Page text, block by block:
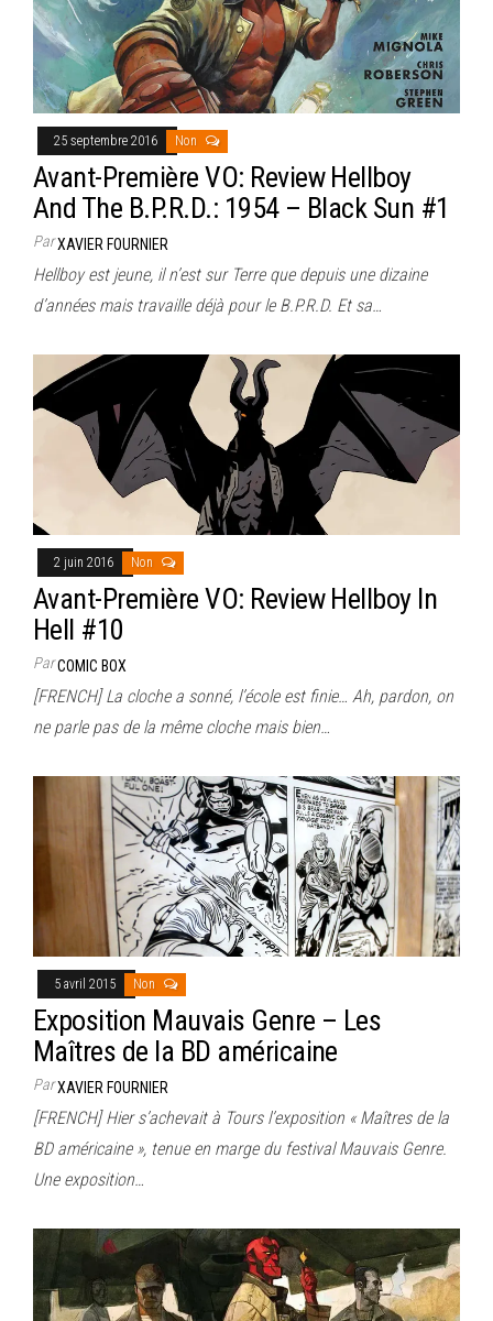
25 septembre 2016 Non
Avant-Première VO: Review Hellboy
And The B.P.R.D.: 1954 – Black Sun #1
ParXAVIER FOURNIER
Hellboy est jeune, il n’est sur Terre que depuis une dizaine
d’années mais travaille déjà pour le B.P.R.D. Et sa…
2 juin 2016 Non
Avant-Première VO: Review Hellboy In
Hell #10
ParCOMIC BOX
[FRENCH] La cloche a sonné, l’école est finie… Ah, pardon, on
ne parle pas de la même cloche mais bien…
5 avril 2015 Non
Exposition Mauvais Genre – Les
Maîtres de la BD américaine
ParXAVIER FOURNIER
[FRENCH] Hier s’achevait à Tours l’exposition « Maîtres de la
BD américaine », tenue en marge du festival Mauvais Genre.
Une exposition…